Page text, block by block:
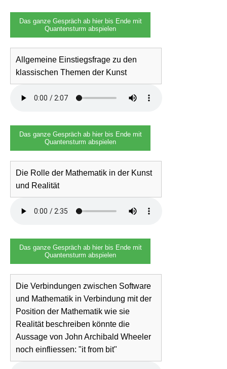
Das ganze Gespräch ab hier bis Ende mit
Quantensturm abspielen
Allgemeine Einstiegsfrage zu den
klassischen Themen der Kunst
Das ganze Gespräch ab hier bis Ende mit
Quantensturm abspielen
Die Rolle der Mathematik in der Kunst
und Realität
Das ganze Gespräch ab hier bis Ende mit
Quantensturm abspielen
Die Verbindungen zwischen Software
und Mathematik in Verbindung mit der
Position der Mathematik wie sie
Realität beschreiben könnte die
Aussage von John Archibald Wheeler
noch einfliessen: "it from bit"